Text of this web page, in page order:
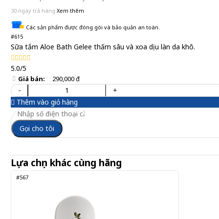
30 ngày trả hàng Xem thêm
Các sản phẩm được đóng gói và bảo quản an toàn.
#615
Sữa tắm Aloe Bath Gelee thấm sâu và xoa dịu làn da khô.
5.0/5
Giá bán: 290,000 đ
-
+
Thêm vào giỏ hàng
Gọi cho tôi
Lựa chọn khác cùng hãng
#567